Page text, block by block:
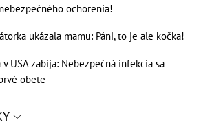
ochorenia!
ukázala mamu: Páni, to je ale kočka!
USA zabíja: Nebezpečná infekcia sa
obete